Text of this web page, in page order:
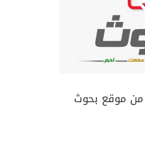
من موقع بحوث